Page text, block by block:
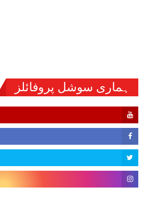
ہماری سوشل پروفائلز